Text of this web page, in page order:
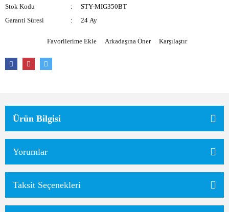
Stok Kodu
STY-MIG350BT
Garanti Süresi
24 Ay
Arkadaşına Öner Karşılaştır
Ürün Bilgisi
Yorumlar
Taksit Seçenekleri